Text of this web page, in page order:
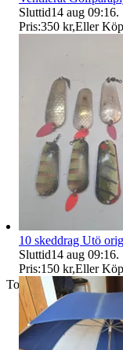
Toppsäljare
Sluttid14 aug 09:16.
Pris:350 kr,Eller
10 skeddrag Utö
Sluttid14 aug 09:16.
Pris:150 kr,Eller